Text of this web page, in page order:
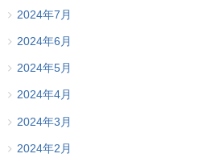
2024年7月
2024年6月
2024年5月
2024年4月
2024年3月
2024年2月